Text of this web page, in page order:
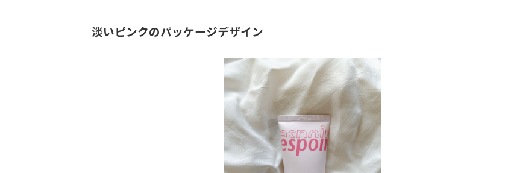
淡いピンクのパッケージデザイン